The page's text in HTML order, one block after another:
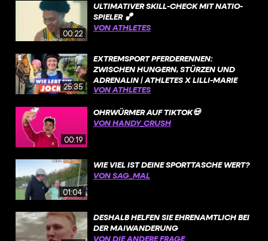
00:22
ULTIMATIVER SKILL-CHECK MIT NATIO-
SPIELER 🏀
VON ATHLETES
25:35
EXTREMSPORT PFERDERENNEN:
ZWISCHEN HUNGERN, STÜRZEN UND
ADRENALIN | ATHLETES X LILLI-MARIE
ENGELS
VON ATHLETES
00:19
OHRWÜRMER AUF TIKTOK💀
VON HANDY_CRUSH
01:04
WIE VIEL IST DEINE SPORTTASCHE WERT?
VON SAG_MAL
DESHALB HELFEN SIE EHRENAMTLICH BEI
DER MAIWANDERUNG
VON DIE ANDERE FRAGE